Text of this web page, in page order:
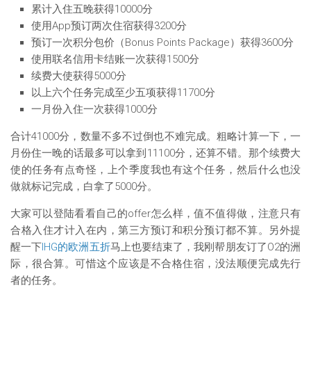
累计入住五晚获得10000分
使用App预订两次住宿获得3200分
预订一次积分包价（Bonus Points Package）获得3600分
使用联名信用卡结账一次获得1500分
续费大使获得5000分
以上六个任务完成至少五项获得11700分
一月份入住一次获得1000分
合计41000分，数量不多不过倒也不难完成。粗略计算一下，一
月份住一晚的话最多可以拿到11100分，还算不错。那个续费大
使的任务有点奇怪，上个季度我也有这个任务，然后什么也没
做就标记完成，白拿了5000分。
大家可以登陆看看自己的offer怎么样，值不值得做，注意只有
合格入住才计入在内，第三方预订和积分预订都不算。另外提
醒一下IHG的欧洲五折马上也要结束了，我刚帮朋友订了O2的洲
际，很合算。可惜这个应该是不合格住宿，没法顺便完成先行
者的任务。